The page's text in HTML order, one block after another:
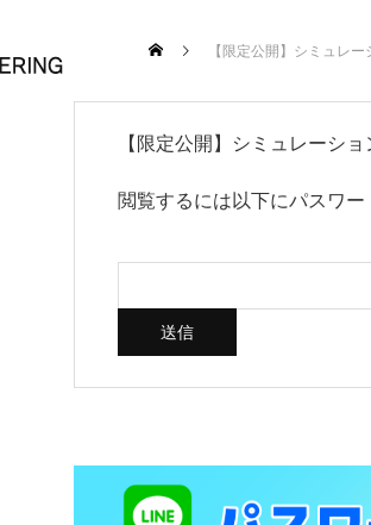
【限定公開】シミュレ
【限定公開】シミュレーシ
閲覧するには以下にパスワー